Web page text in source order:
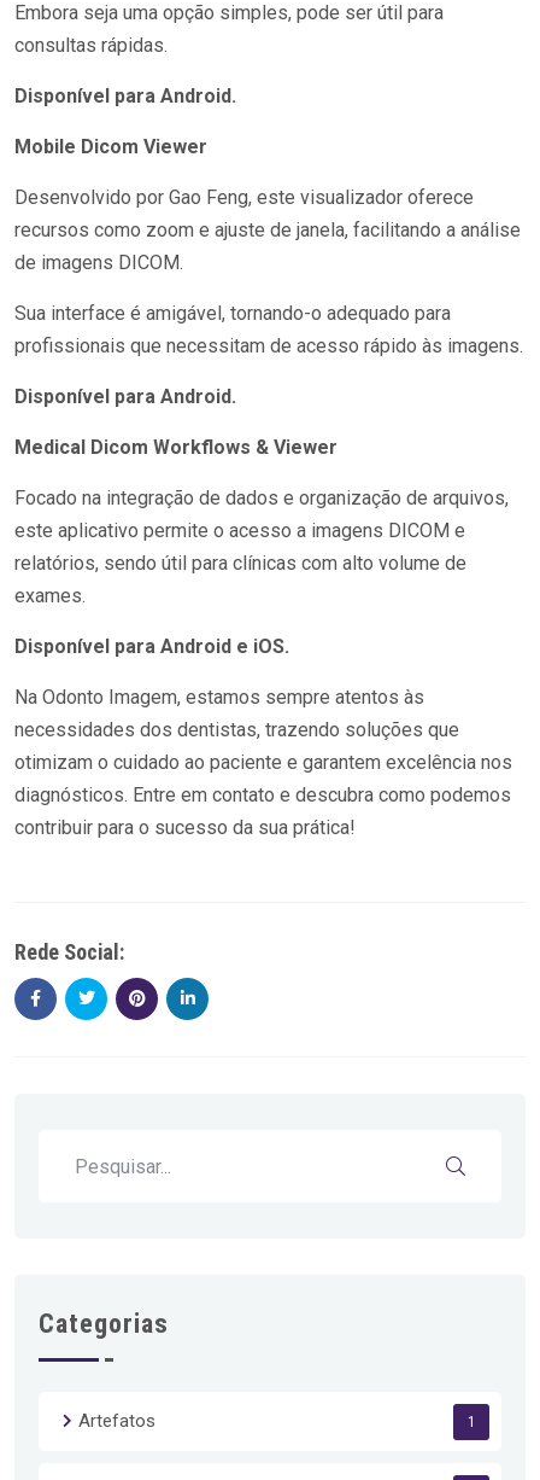
Embora seja uma opção simples, pode ser útil para
consultas rápidas.
Disponível para Android.
Mobile Dicom Viewer
Desenvolvido por Gao Feng, este visualizador oferece
recursos como zoom e ajuste de janela, facilitando a análise
de imagens DICOM.
Sua interface é amigável, tornando-o adequado para
profissionais que necessitam de acesso rápido às imagens.
Disponível para Android.
Medical Dicom Workflows & Viewer
Focado na integração de dados e organização de arquivos,
este aplicativo permite o acesso a imagens DICOM e
relatórios, sendo útil para clínicas com alto volume de
exames.
Disponível para Android e iOS.
Na Odonto Imagem, estamos sempre atentos às
necessidades dos dentistas, trazendo soluções que
otimizam o cuidado ao paciente e garantem excelência nos
diagnósticos. Entre em contato e descubra como podemos
contribuir para o sucesso da sua prática!
Rede Social:
Categorias
Artefatos 1